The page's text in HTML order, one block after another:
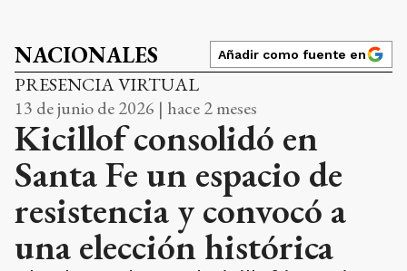
NACIONALES Añadir como fuente en
PRESENCIA VIRTUAL
13 de junio de 2026 | hace 2 meses
Kicillof consolidó en
Santa Fe un espacio de
resistencia y convocó a
una elección histórica